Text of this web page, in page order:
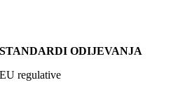
STANDARDI ODIJEVANJA
EU regulative